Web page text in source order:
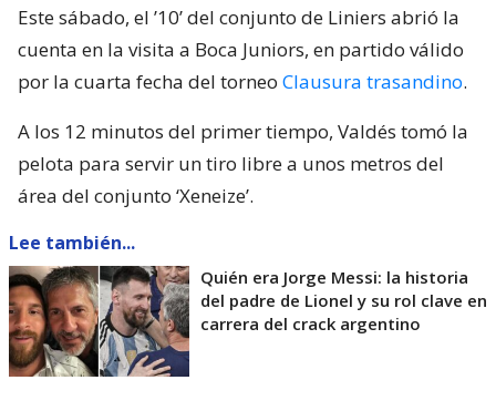
Este sábado, el ’10’ del conjunto de Liniers abrió la
cuenta en la visita a Boca Juniors, en partido válido
por la cuarta fecha del torneo Clausura trasandino.
A los 12 minutos del primer tiempo, Valdés tomó la
pelota para servir un tiro libre a unos metros del
área del conjunto ‘Xeneize’.
Lee también...
Quién era Jorge Messi: la historia
del padre de Lionel y su rol clave en
carrera del crack argentino